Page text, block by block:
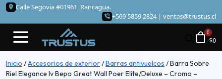
Calle Segovia #01961, Rancagua.
+569 5859 2824 | ventas@trustus.cl
$0
Inicio /Accesorios de exterior/Barras antivuelcos /Barra Sobre
Riel Elegance Iv Bepo Great Wall Poer Elite/Deluxe – Cromo –